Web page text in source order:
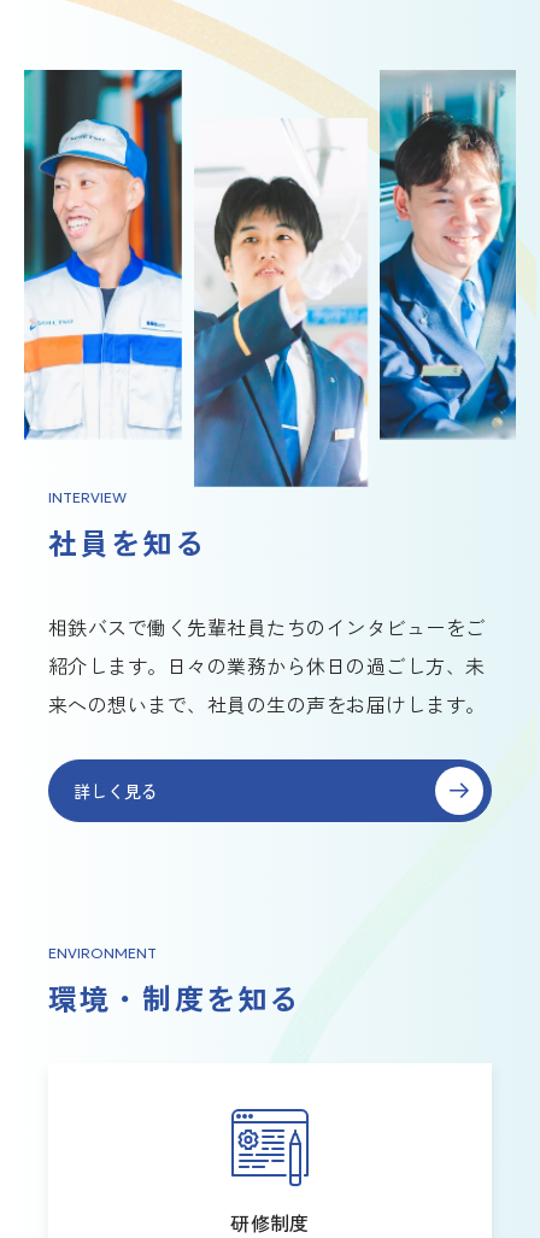
INTERVIEW
社員を知る
相鉄バスで働く先輩社員たちのインタビューをご
紹介します。日々の業務から休日の過ごし方、未
来への想いまで、社員の生の声をお届けします。
詳しく見る
ENVIRONMENT
環境・制度を知る
研修制度